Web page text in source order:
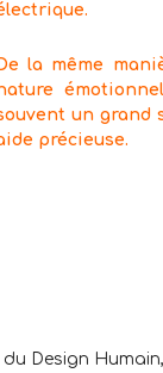
la même
un grand
précieuse.
du Design